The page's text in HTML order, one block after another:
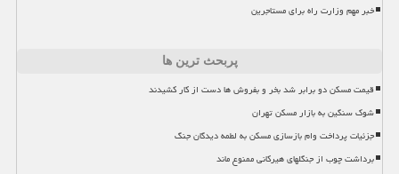
خبر مهم وزارت راه برای مستاجرین
پربحث ترین ها
قیمت مسکن دو برابر شد بخر و بفروش ها دست از کار کشیدند
شوک سنگین به بازار مسکن تهران
جزئیات پرداخت وام بازسازی مسکن به لطمه دیدگان جنگ
برداشت چوب از جنگلهای هیرکانی ممنوع ماند